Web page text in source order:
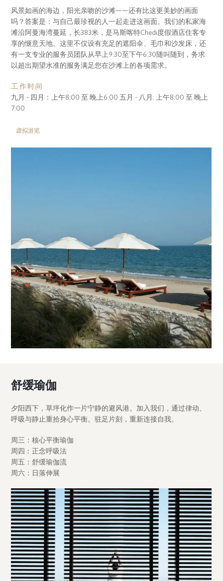
风景如画的海边，阳光亲吻的沙滩——还有比这更美妙的画面
吗？答案是：与自己最珍视的人一起走进这画面。我们的私家海
滩沿阿曼海湾蔓延，长383米，是马斯喀特Chedi度假酒店住客专
享的惬意天地。这里不仅设有充足的遮阳伞、毛巾和沙发床，还
有一支专业的服务员团队从早上9:30至下午6:30随叫随到，务求
以超出期望水准的服务满足您在沙滩上的各项需求。
工作时间
九月 - 四月：上午8:00 至 晚上6:00 五月 - 八月: 上午8:00 至 晚上
7:00
虚拟游览
舒缓瑜伽
夕阳西下，草坪化作一片宁静的避风港。加入我们，通过律动、
呼吸与静止重拾身心平衡。驻足片刻，重新连接自我。
周三：核心平衡瑜伽
周四：正念呼吸法
周五：舒缓瑜伽流
周六：日落伸展